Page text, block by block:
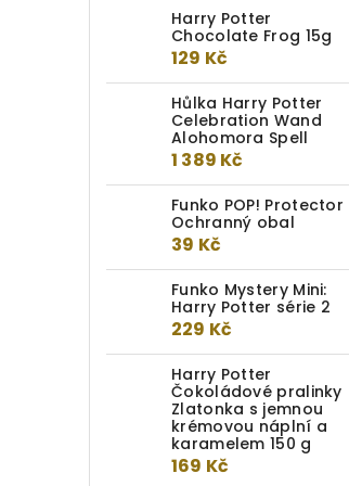
Harry Potter
Chocolate Frog 15g
129 Kč
Hůlka Harry Potter
Celebration Wand
Alohomora Spell
1 389 Kč
Funko POP! Protector
Ochranný obal
39 Kč
Funko Mystery Mini:
Harry Potter série 2
229 Kč
Harry Potter
Čokoládové pralinky
Zlatonka s jemnou
krémovou náplní a
karamelem 150 g
169 Kč
Pero a stojánek – Nebelvír
Detail